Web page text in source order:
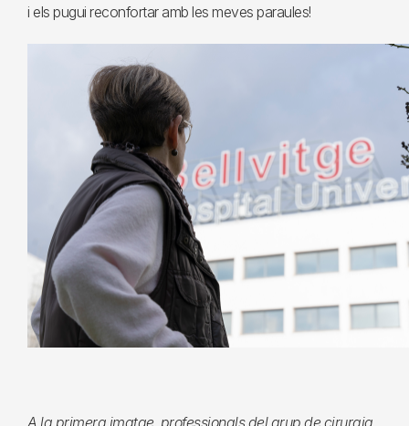
i els pugui reconfortar amb les meves paraules!
A la primera imatge, professionals del grup de cirurgia